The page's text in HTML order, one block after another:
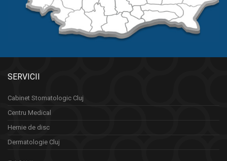
SERVICII
Cabinet Stomatologic Cluj
Centru Medical
Hernie de disc
Dermatologie Cluj